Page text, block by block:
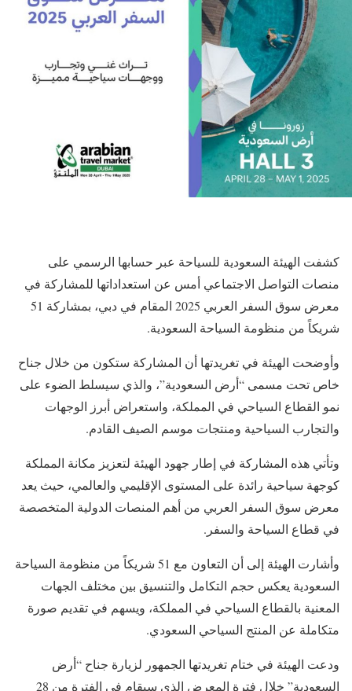
كشفت الهيئة السعودية للسياحة عبر حسابها الرسمي على
منصات التواصل الاجتماعي أمس عن استعداداتها للمشاركة في
معرض سوق السفر العربي 2025 المقام في دبي، بمشاركة 51
شريكاً من منظومة السياحة السعودية.
وأوضحت الهيئة في تغريدتها أن المشاركة ستكون من خلال جناح
خاص تحت مسمى “أرض السعودية”، والذي سيسلط الضوء على
نمو القطاع السياحي في المملكة، واستعراض أبرز الوجهات
والتجارب السياحية ومنتجات موسم الصيف القادم.
وتأتي هذه المشاركة في إطار جهود الهيئة لتعزيز مكانة المملكة
كوجهة سياحية رائدة على المستوى الإقليمي والعالمي، حيث يعد
معرض سوق السفر العربي من أهم المنصات الدولية المتخصصة
في قطاع السياحة والسفر.
وأشارت الهيئة إلى أن التعاون مع 51 شريكاً من منظومة السياحة
السعودية يعكس حجم التكامل والتنسيق بين مختلف الجهات
المعنية بالقطاع السياحي في المملكة، ويسهم في تقديم صورة
متكاملة عن المنتج السياحي السعودي.
ودعت الهيئة في ختام تغريدتها الجمهور لزيارة جناح “أرض
السعودية” خلال فترة المعرض الذي سيقام في الفترة من 28